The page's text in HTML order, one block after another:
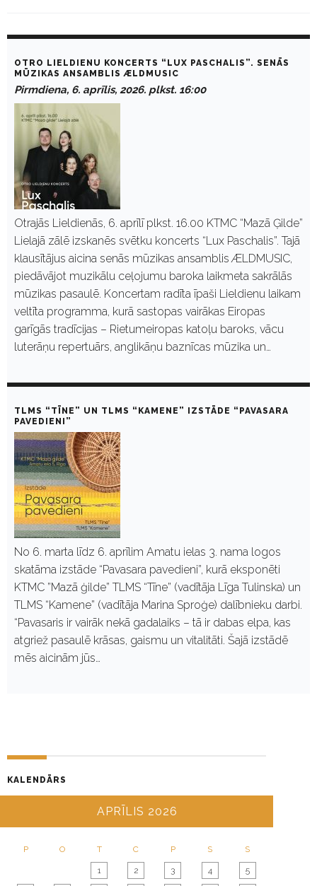
6
2
OTRO LIELDIENU KONCERTS “LUX PASCHALIS”. SENĀS
MŪZIKAS ANSAMBLIS ÆLDMUSIC
Pirmdiena, 6. aprīlis, 2026. plkst. 16:00
Otrajās Lieldienās, 6. aprīlī plkst. 16.00 KTMC “Mazā Ģilde”
Lielajā zālē izskanēs svētku koncerts “Lux Paschalis”. Tajā
klausītājus aicina senās mūzikas ansamblis ÆLDMUSIC,
piedāvājot muzikālu ceļojumu baroka laikmeta sakrālās
mūzikas pasaulē. Koncertam radīta īpaši Lieldienu laikam
veltīta programma, kurā sastopas vairākas Eiropas
garīgās tradīcijas – Rietumeiropas katoļu baroks, vācu
luterāņu repertuārs, anglikāņu baznīcas mūzika un…
TLMS “TĪNE” UN TLMS “KAMENE” IZSTĀDE “PAVASARA
PAVEDIENI”
No 6. marta līdz 6. aprīlim Amatu ielas 3. nama logos
skatāma izstāde “Pavasara pavedieni”, kurā eksponēti
KTMC ”Mazā ģilde” TLMS “Tīne” (vadītāja Līga Tulinska) un
TLMS “Kamene” (vadītāja Marina Sproģe) dalībnieku darbi.
“Pavasaris ir vairāk nekā gadalaiks – tā ir dabas elpa, kas
atgriež pasaulē krāsas, gaismu un vitalitāti. Šajā izstādē
mēs aicinām jūs…
KALENDĀRS
APRĪLIS 2026
P O T C P S S
1 2 3 4 5